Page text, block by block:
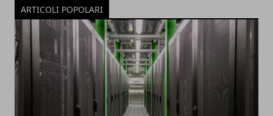
ARTICOLI POPOLARI